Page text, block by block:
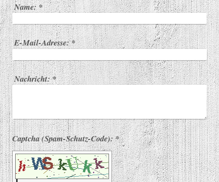
Name:*
E-Mail-Adresse:*
Nachricht:*
Captcha (Spam-Schutz-Code): *